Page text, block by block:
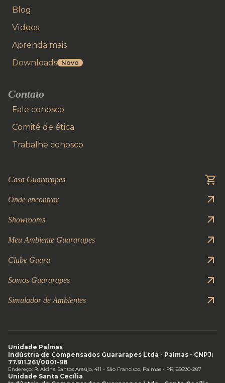
Blog
Vídeos
Aprenda mais
Downloads Novo
Contato
Fale conosco
Comitê de ética
Trabalhe conosco
Casa Guararapes
Onde encontrar
Showrooms
Meu Ambiente Guararapes
Clube Guara
Somos Guararapes
Simulador de Ambientes
Unidade Palmas
Indústria de Compensados Guararapes Ltda - Palmas - CNPJ:
77.911.261/0001-98
Endereço: R. Alcina Santos Araújo, 411 - São Francisco, Palmas - PR, 85690-287
Unidade Santa Cecília